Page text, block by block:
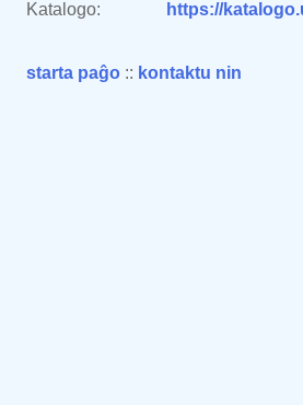
Katalogo:
https://
starta paĝo :: kontaktu nin